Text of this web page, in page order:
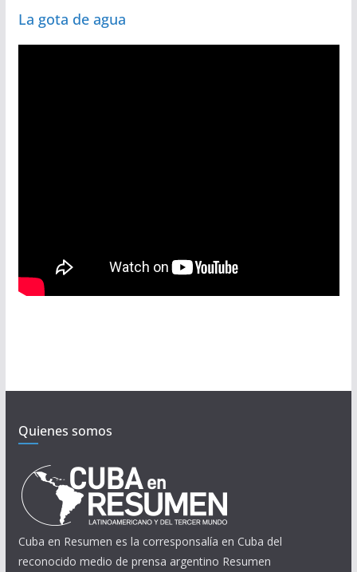
La gota de agua
Quienes somos
Cuba en Resumen es la corresponsalía en Cuba del
reconocido medio de prensa argentino Resumen